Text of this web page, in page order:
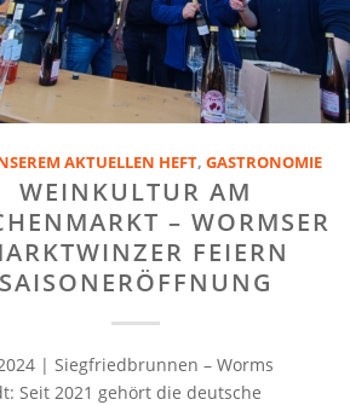
AKTUELLEN HEFT,GASTRONOMIE
WEINKULTUR AM
– WORMSER
FEIERN
SAISONERÖFFNUNG
| Siegfriedbrunnen – Worms
Seit 2021 gehört die deutsche